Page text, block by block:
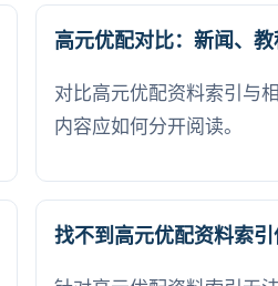
高元优配对比：新闻、
对比高元优配资料索引与
内容应如何分开阅读。
找不到高元优配资料索